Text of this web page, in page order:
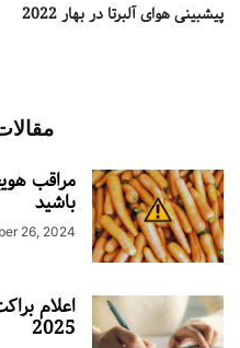
پیشبینی هوای آلبرتا در بهار 2022
مراقب
باشید
26, 2024
اعلام
2025